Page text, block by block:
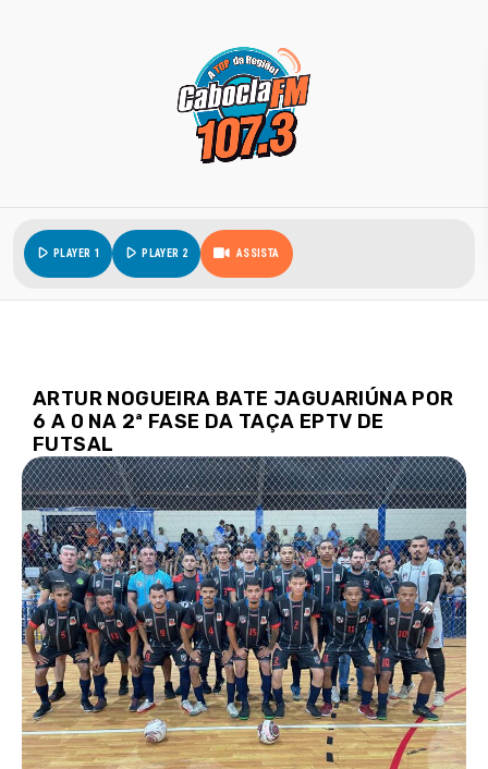
play_arrowPLAYER 1 play_arrowPLAYER 2 ASSISTA
ARTUR NOGUEIRA BATE JAGUARIÚNA POR
6 A 0 NA 2ª FASE DA TAÇA EPTV DE
FUTSAL